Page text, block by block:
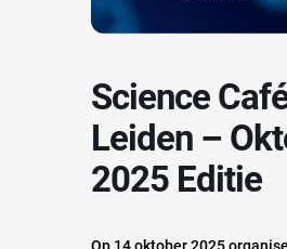
Science Café
Leiden –
2025 Editie
Op 14 oktober 2025